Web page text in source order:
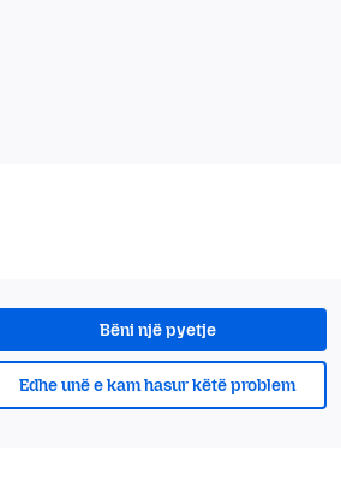
Bëni një pyetje
Edhe unë e kam hasur këtë problem